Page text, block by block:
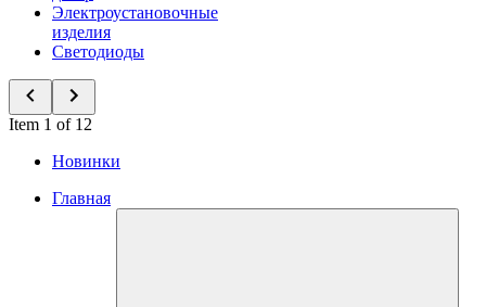
Электроустановочные
изделия
Светодиоды
Item 1 of 12
Новинки
Главная